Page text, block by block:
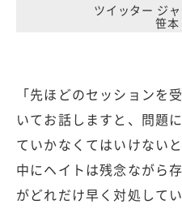
ツイッター ジ
笹
「先ほどのセッションを
いてお話しますと、問題
ていかなくてはいけない
中にヘイトは残念ながら
がどれだけ早く対処して